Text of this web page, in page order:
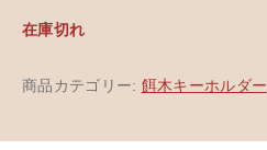
在庫切れ
商品カテゴリー: 餌木キーホルダー